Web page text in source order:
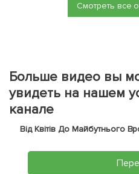
Смотреть все
Больше видео вы
увидеть на нашем
канале
Від Квітів До Майбутнього